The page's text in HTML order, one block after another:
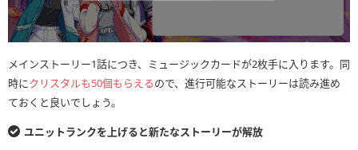
メインストーリー1話につき、ミュージックカードが2枚手に入ります。同
時にクリスタルも50個もらえるので、進行可能なストーリーは読み進め
ておくと良いでしょう。
ユニットランクを上げると新たなストーリーが解放